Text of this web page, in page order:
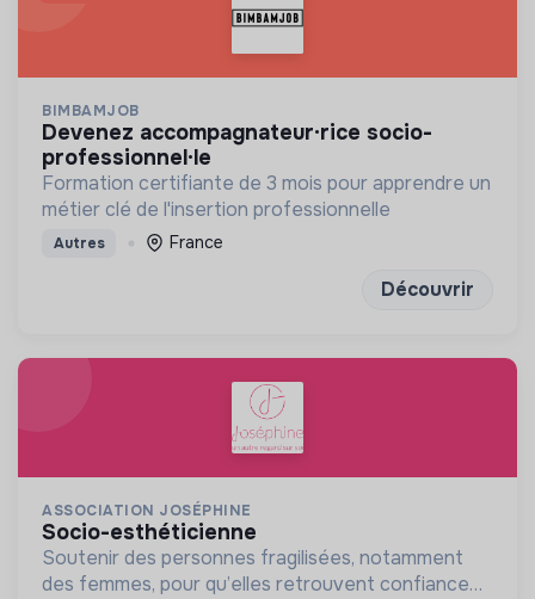
BIMBAMJOB
devenez accompagnateur·rice socio-
professionnel·le
Formation certifiante de 3 mois pour apprendre un
métier clé de l'insertion professionnelle
Autres France
Découvrir
ASSOCIATION JOSÉPHINE
socio-esthéticienne
Soutenir des personnes fragilisées, notamment
des femmes, pour qu’elles retrouvent confiance